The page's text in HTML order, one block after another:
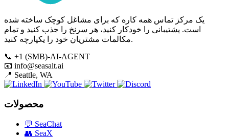
یک مرکز تماس همه کاره که برای مشاغل کوچک ساخته شده
است. پشتیبانی را خودکار کنید، هر سرنخ را جذب کنید و تمام
مکالمات مشتریان خود را یکپارچه کنید.
📞 +1 (SMB)-AI-AGENT
📧 info@seasalt.ai
📍 Seattle, WA
محصولات
💬 SeaChat
👥 SeaX